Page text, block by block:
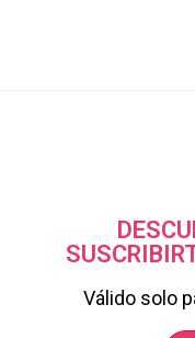
Válido solo